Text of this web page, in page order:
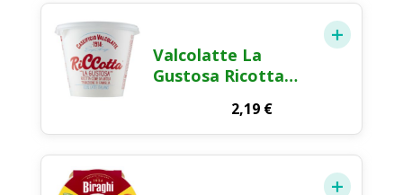
Valcolatte La
Gustosa Ricotta
2,19 €